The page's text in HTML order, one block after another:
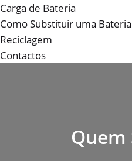
Carga de Bateria
Como Substituir uma Bateria
Reciclagem
Contactos
Quem